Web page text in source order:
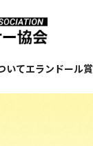
いてエランドール賞